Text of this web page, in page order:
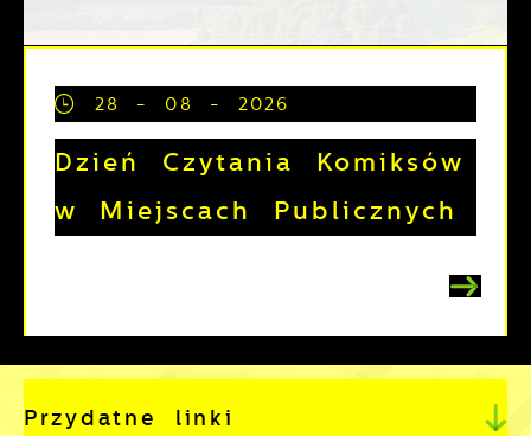
28 - 08 - 2026
Dzień Czytania Komiksów
w Miejscach Publicznych
Przydatne linki